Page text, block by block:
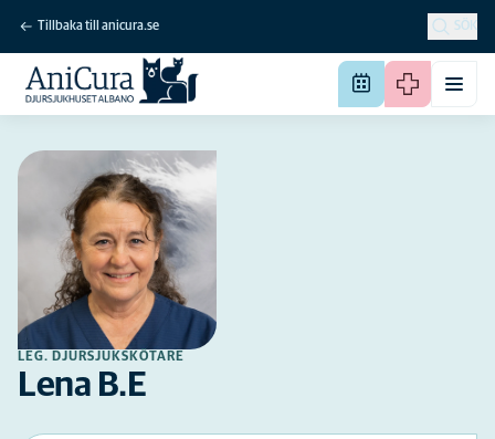
Tillbaka till anicura.se SÖK
LEG. DJURSJUKSKÖTARE
Lena B.E